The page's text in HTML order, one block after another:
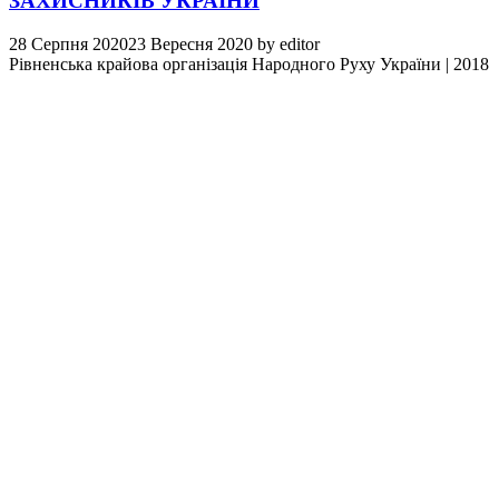
28 Серпня 202023 Вересня 2020 by editor
Рівненська крайова організація Народного Руху України | 2018